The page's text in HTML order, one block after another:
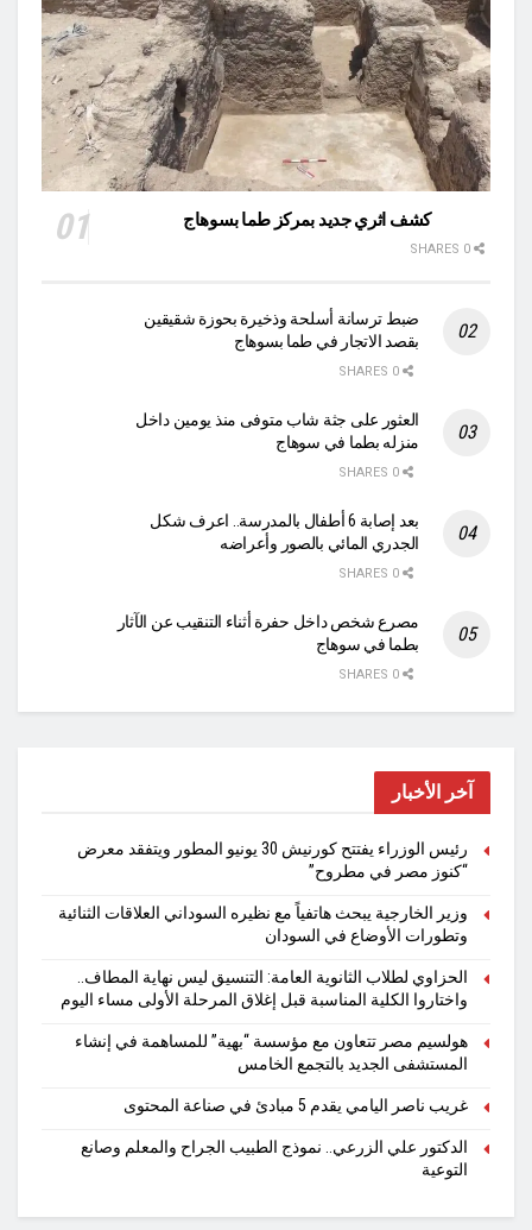
كشف اثري جديد بمركز طما بسوهاج
ضبط ترسانة أسلحة وذخيرة بحوزة شقيقين
بقصد الاتجار في طما بسوهاج
العثور على جثة شاب متوفى منذ يومين داخل
منزله بطما في سوهاج
بعد إصابة 6 أطفال بالمدرسة.. اعرف شكل
الجدري المائي بالصور وأعراضه
مصرع شخص داخل حفرة أثناء التنقيب عن الآثار
بطما في سوهاج
آخر الأخبار
رئيس الوزراء يفتتح كورنيش 30 يونيو المطور ويتفقد معرض
“كنوز مصر في مطروح”
وزير الخارجية يبحث هاتفياً مع نظيره السوداني العلاقات الثنائية
وتطورات الأوضاع في السودان
الحزاوي لطلاب الثانوية العامة: التنسيق ليس نهاية المطاف..
واختاروا الكلية المناسبة قبل إغلاق المرحلة الأولى مساء اليوم
هولسيم مصر تتعاون مع مؤسسة “بهية” للمساهمة في إنشاء
المستشفى الجديد بالتجمع الخامس
غريب ناصر اليامي يقدم 5 مبادئ في صناعة المحتوى
الدكتور علي الزرعي.. نموذج الطبيب الجراح والمعلم وصانع
التوعية